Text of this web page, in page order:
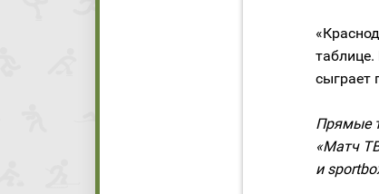
сыграет
Прямые
«Матч
и